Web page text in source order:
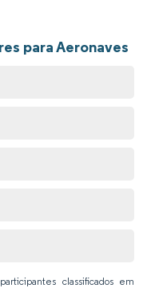
para Aeronaves
classificados em